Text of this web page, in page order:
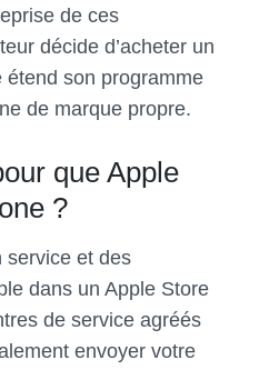
de ces
décide d’acheter un
étend son programme
de marque propre.
que Apple
?
service et des
dans un Apple Store
de service agréés
envoyer votre